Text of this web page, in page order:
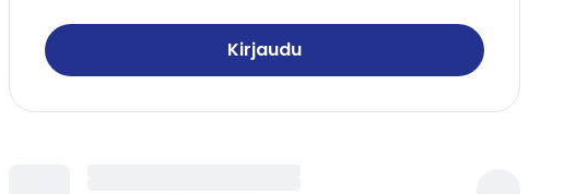
Kirjaudu